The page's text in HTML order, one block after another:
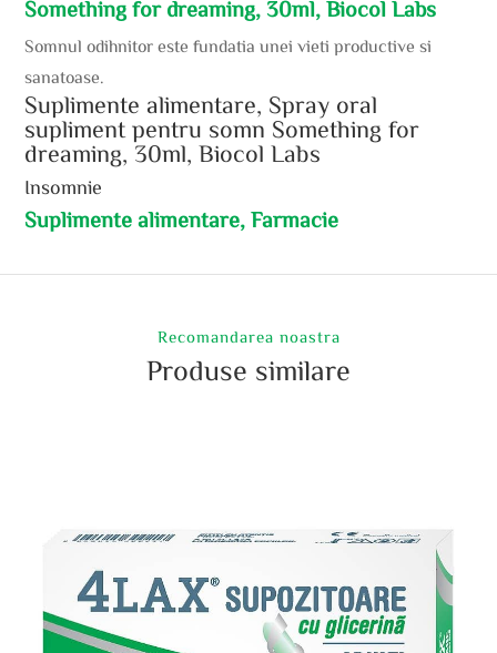
Something for dreaming, 30ml, Biocol Labs
Somnul odihnitor este fundatia unei vieti productive si
sanatoase.
Suplimente alimentare, Spray oral
supliment pentru somn Something for
dreaming, 30ml, Biocol Labs
Insomnie
Suplimente alimentare, Farmacie
Recomandarea noastra
Produse similare